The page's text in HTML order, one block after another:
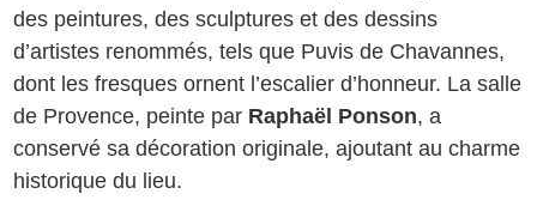
des peintures, des sculptures et des dessins
d’artistes renommés, tels que Puvis de Chavannes,
dont les fresques ornent l’escalier d’honneur. La salle
de Provence, peinte par Raphaël Ponson, a
conservé sa décoration originale, ajoutant au charme
historique du lieu.